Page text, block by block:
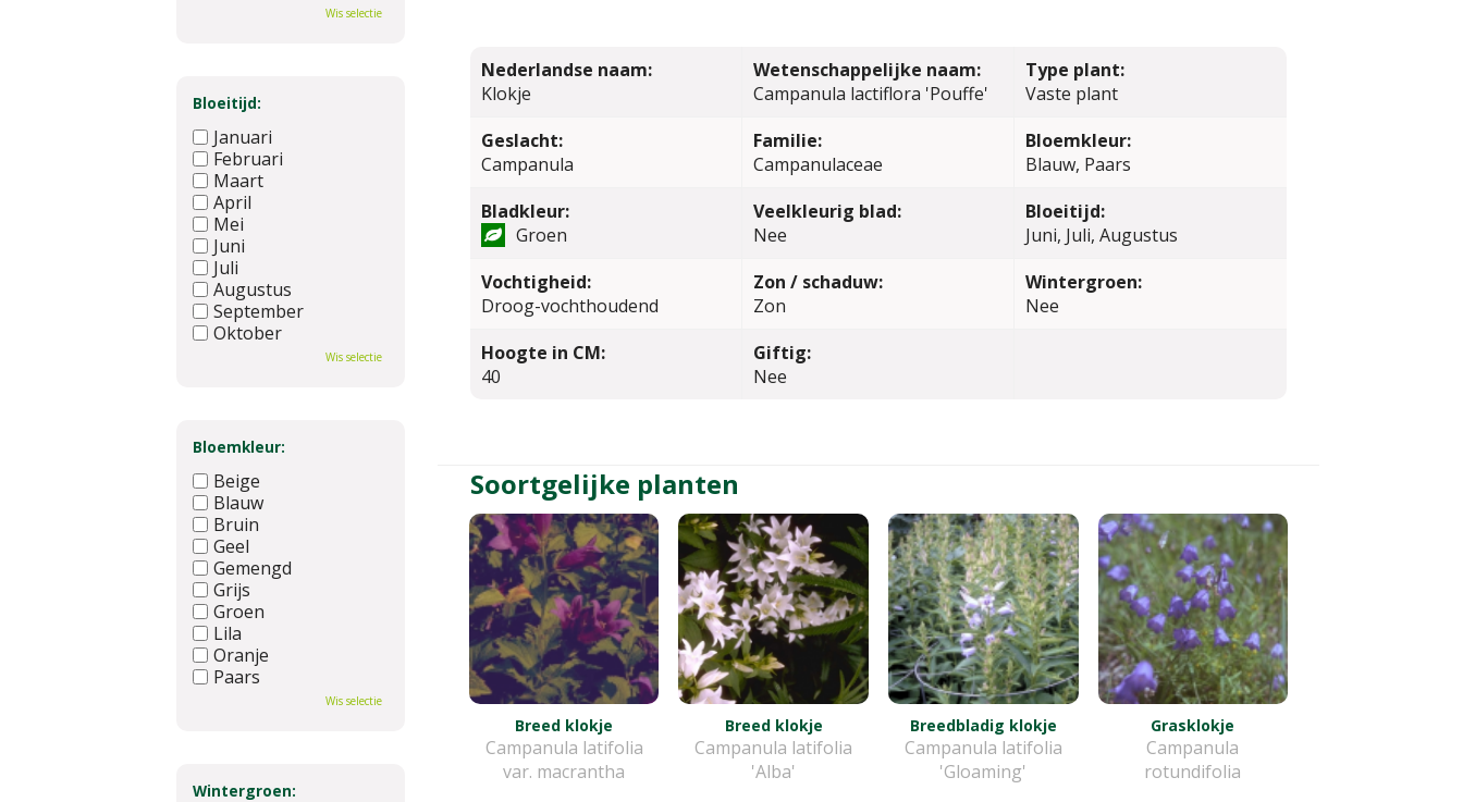
Nederlandse naam:
Klokje
Wetenschappelijke naam:
Campanula lactiflora 'Pouffe'
Type plant:
Vaste plant
Geslacht:
Campanula
Familie:
Campanulaceae
Bloemkleur:
Blauw, Paars
Bladkleur:
Groen
Veelkleurig blad:
Nee
Bloeitijd:
Juni, Juli, Augustus
Vochtigheid:
Droog-vochthoudend
Zon / schaduw:
Zon
Wintergroen:
Nee
Hoogte in CM:
40
Giftig:
Nee
Soortgelijke planten
Breed klokje
Campanula latifolia
var. macrantha
Breed klokje
Campanula latifolia
'Alba'
Breedbladig klokje
Campanula latifolia
'Gloaming'
Grasklokje
Campanula
rotundifolia
Wis selectie
Bloeitijd:
Januari
Februari
Maart
April
Mei
Juni
Juli
Augustus
September
Oktober
Wis selectie
Bloemkleur:
Beige
Blauw
Bruin
Geel
Gemengd
Grijs
Groen
Lila
Oranje
Paars
Wis selectie
Wintergroen: